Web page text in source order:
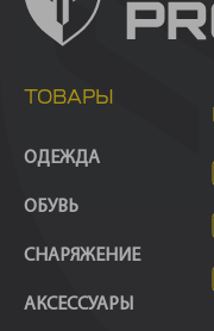
ТОВАРЫ
ОДЕЖДА
ОБУВЬ
СНАРЯЖЕНИЕ
АКСЕССУАРЫ